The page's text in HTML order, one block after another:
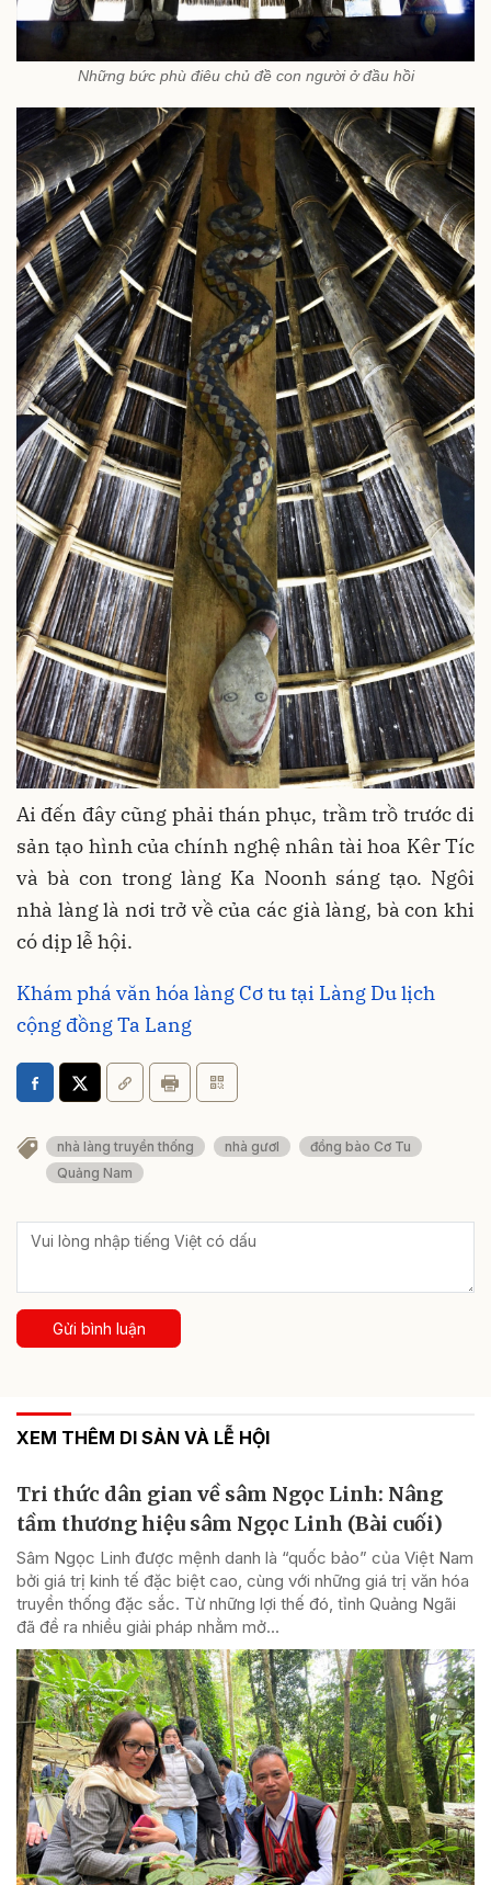
Những bức phù điêu chủ đề con người ở đầu hồi
Ai đến đây cũng phải thán phục, trầm trồ trước di
sản tạo hình của chính nghệ nhân tài hoa Kêr Tíc
và bà con trong làng Ka Noonh sáng tạo. Ngôi
nhà làng là nơi trở về của các già làng, bà con khi
có dịp lễ hội.
Khám phá văn hóa làng Cơ tu tại Làng Du lịch
cộng đồng Ta Lang
nhà làng truyền thống nhà gươl
đồng bào Cơ Tu
Quảng Nam
Gửi bình luận
XEM THÊM DI SẢN VÀ LỄ HỘI
Tri thức dân gian về sâm Ngọc Linh: Nâng
tầm thương hiệu sâm Ngọc Linh (Bài cuối)
Sâm Ngọc Linh được mệnh danh là “quốc bảo” của Việt Nam
bởi giá trị kinh tế đặc biệt cao, cùng với những giá trị văn hóa
truyền thống đặc sắc. Từ những lợi thế đó, tỉnh Quảng Ngãi
đã đề ra nhiều giải pháp nhằm mở...